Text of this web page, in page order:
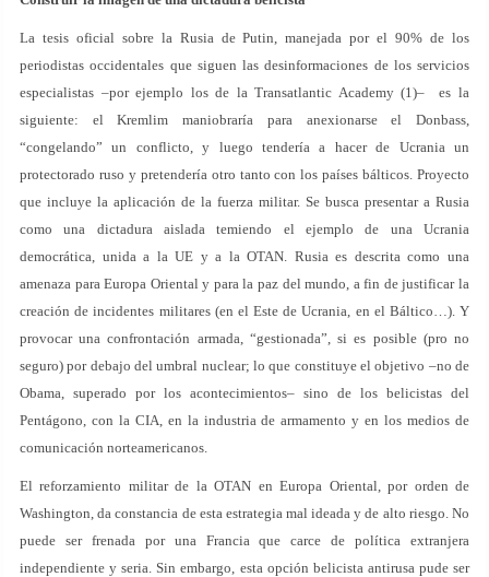
La tesis oficial sobre la Rusia de Putin, manejada por el 90% de los
periodistas occidentales que siguen las desinformaciones de los servicios
especialistas –por ejemplo los de la Transatlantic Academy (1)– es la
siguiente: el Kremlim maniobraría para anexionarse el Donbass,
“congelando” un conflicto, y luego tendería a hacer de Ucrania un
protectorado ruso y pretendería otro tanto con los países bálticos. Proyecto
que incluye la aplicación de la fuerza militar. Se busca presentar a Rusia
como una dictadura aislada temiendo el ejemplo de una Ucrania
democrática, unida a la UE y a la OTAN. Rusia es descrita como una
amenaza para Europa Oriental y para la paz del mundo, a fin de justificar la
creación de incidentes militares (en el Este de Ucrania, en el Báltico…). Y
provocar una confrontación armada, “gestionada”, si es posible (pro no
seguro) por debajo del umbral nuclear; lo que constituye el objetivo –no de
Obama, superado por los acontecimientos– sino de los belicistas del
Pentágono, con la CIA, en la industria de armamento y en los medios de
comunicación norteamericanos.
El reforzamiento militar de la OTAN en Europa Oriental, por orden de
Washington, da constancia de esta estrategia mal ideada y de alto riesgo. No
puede ser frenada por una Francia que carce de política extranjera
independiente y seria. Sin embargo, esta opción belicista antirusa pude ser